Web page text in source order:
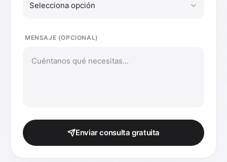
Selecciona opción
MENSAJE (OPCIONAL)
Enviar consulta gratuita